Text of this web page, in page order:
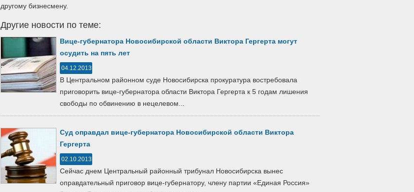
другому бизнесмену.
Другие новости по теме:
Вице-губернатора Новосибирской области Виктора Гергерта могут
осудить на пять лет
04.12.2013
В Центральном районном суде Новосибирска прокуратура востребовала
приговорить вице-губернатора области Виктора Гергерта к 5 годам лишения
свободы по обвинению в нецелевом...
Суд оправдал вице-губернатора Новосибирской области Виктора
Гергерта
02.10.2013
Сейчас днем Центральный районный трибунал Новосибирска вынес
оправдательный приговор вице-губернатору, члену партии «Единая Россия»